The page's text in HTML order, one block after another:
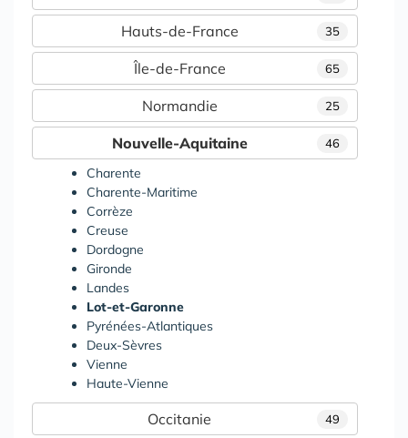
35
Hauts-de-France
65
Île-de-France
25
Normandie
46
Nouvelle-Aquitaine
Charente
Charente-Maritime
Corrèze
Creuse
Dordogne
Gironde
Landes
Lot-et-Garonne
Pyrénées-Atlantiques
Deux-Sèvres
Vienne
Haute-Vienne
49
Occitanie